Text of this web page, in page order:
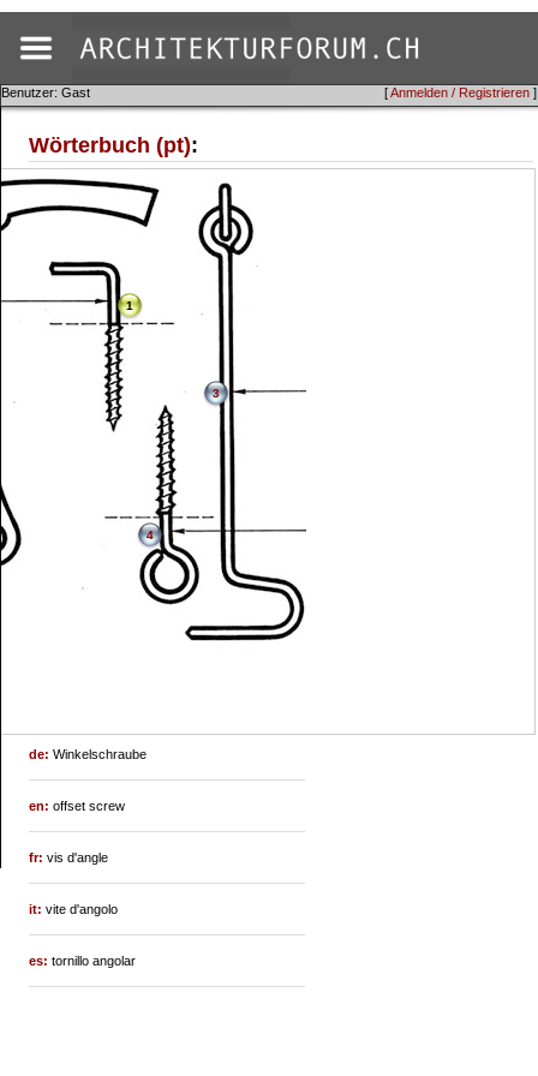
[Anmelden / Registrieren ]
Benutzer: Gast
Wörterbuch (pt):
1
3
4
de:Winkelschraube
en:offset screw
fr:vis d'angle
it:vite d'angolo
es:tornillo angolar